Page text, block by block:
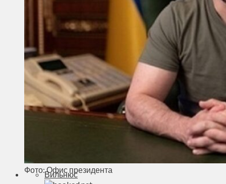
Образование
Здравоохранение
Экология
Приграничье
Деньги
Визиты
Выборы
Агроновости
Едим дома
Ищу семью
Духовное пространство
Вильнюс
Фото: Офис президента